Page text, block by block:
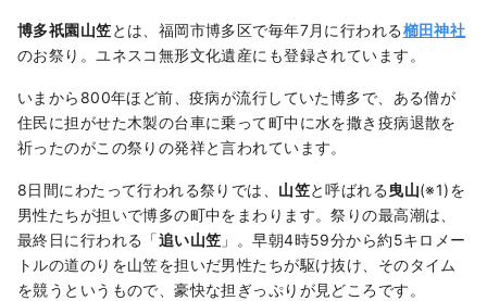
博多祇園山笠とは、福岡市博多区で毎年7月に行われる櫛田神社
のお祭り。ユネスコ無形文化遺産にも登録されています。
いまから800年ほど前、疫病が流行していた博多で、ある僧が
住民に担がせた木製の台車に乗って町中に水を撒き疫病退散を
祈ったのがこの祭りの発祥と言われています。
8日間にわたって行われる祭りでは、 山笠と呼ばれる 曳山(※1)を
男性たちが担いで博多の町中をまわります。祭りの最高潮は、
最終日に行われる「追い山笠 」。早朝4時59分から約5キロメー
トルの道のりを山笠を担いだ男性たちが駆け抜け、そのタイム
を競うというもので、豪快な担ぎっぷりが見どころです。